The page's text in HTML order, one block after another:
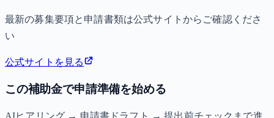
最新の募集要項と申請書類は公式サイトからご確認くださ
い
公式サイトを見る
この補助金で申請準備を始める
AIヒアリング → 申請書ドラフト → 提出前チェックまで進